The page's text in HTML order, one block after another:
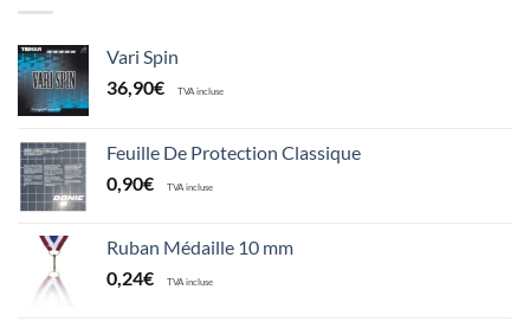
Vari Spin
36,90€ TVA incluse
Feuille De Protection Classique
0,90€ TVA incluse
Ruban Médaille 10 mm
0,24€ TVA incluse